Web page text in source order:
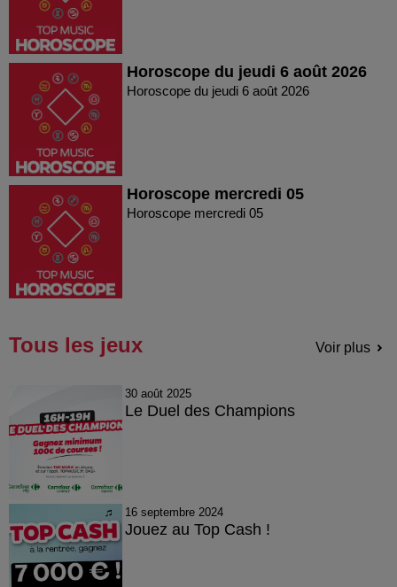
Horoscope du jeudi 6 août 2026
Horoscope du jeudi 6 août 2026
Horoscope mercredi 05
Horoscope mercredi 05
Tous les jeux Voir plus
30 août 2025
Le Duel des Champions
16 septembre 2024
Jouez au Top Cash !